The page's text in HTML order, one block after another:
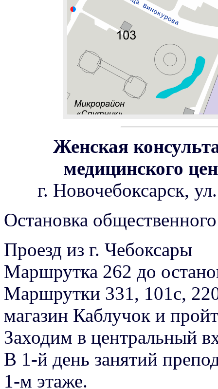
Женская
медицинского
г. Новочебоксарск,
Остановка
Проезд из г. Чебоксары
Маршрутка 262 до
Маршрутки 331, 101с,
магазин Каблучок и
Заходим в центральный
В 1-й день занятий
1-м этаже.